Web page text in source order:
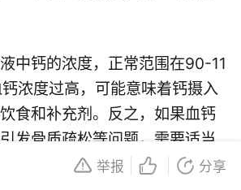
中钙的浓度，正常范围在90-11
浓度过高，可能意味着钙摄入
食和补充剂。反之，如果血钙
发骨质疏松等问题，需要适当
举报 分享